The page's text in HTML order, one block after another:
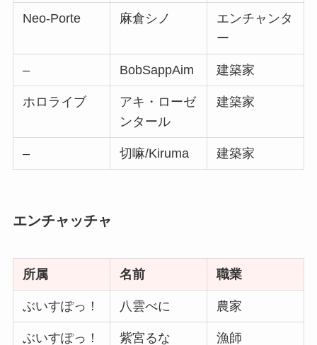
Neo-Porte 麻倉シノ
エンチャンタ
ー
– BobSappAim 建築家
ホロライブ
アキ・ローゼ
ンタール
建築家
– 切嘛/Kiruma 建築家
エンチャッチャ
所属 名前 職業
ぶいすぽっ！ 八雲べに 農家
ぶいすぽっ！ 紫宮るな 漁師